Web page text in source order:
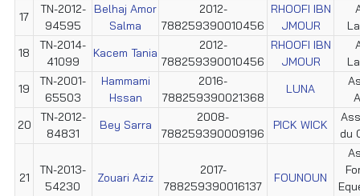
17
TN-2012-
94595
Belhaj Amor
Salma
2012-
788259390010456
RHOOFI IBN
JMOUR
18
TN-2014-
41099
Kacem Tania
2012-
788259390010456
RHOOFI IBN
JMOUR
19
TN-2001-
65503
Hammami
Hssan
2016-
788259390021368
LUNA
20
TN-2012-
84831
Bey Sarra
2008-
788259390009196
PICK WICK
du
21
TN-2013-
54230
Zouari Aziz
2017-
788259390016137
FOUNOUN